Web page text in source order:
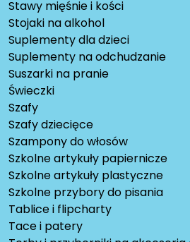
Stawy mięśnie i kości
Stojaki na alkohol
Suplementy dla dzieci
Suplementy na odchudzanie
Suszarki na pranie
Świeczki
Szafy
Szafy dziecięce
Szampony do włosów
Szkolne artykuły papiernicze
Szkolne artykuły plastyczne
Szkolne przybory do pisania
Tablice i flipcharty
Tace i patery